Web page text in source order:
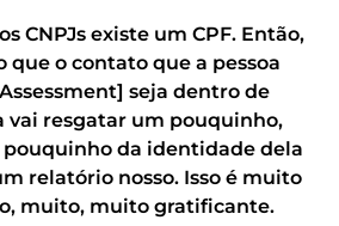
CNPJs existe um CPF. Então,
que o contato que a pessoa
seja dentro de
vai resgatar um pouquinho,
da identidade dela
relatório nosso. Isso é muito
muito, muito gratificante.